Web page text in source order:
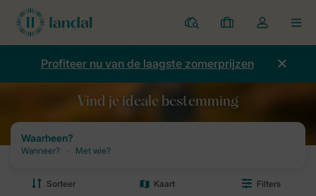
Parken
Mijn
boekingen
Open
de
dropdown
Profiteer nu van de laagste zomerprijzen